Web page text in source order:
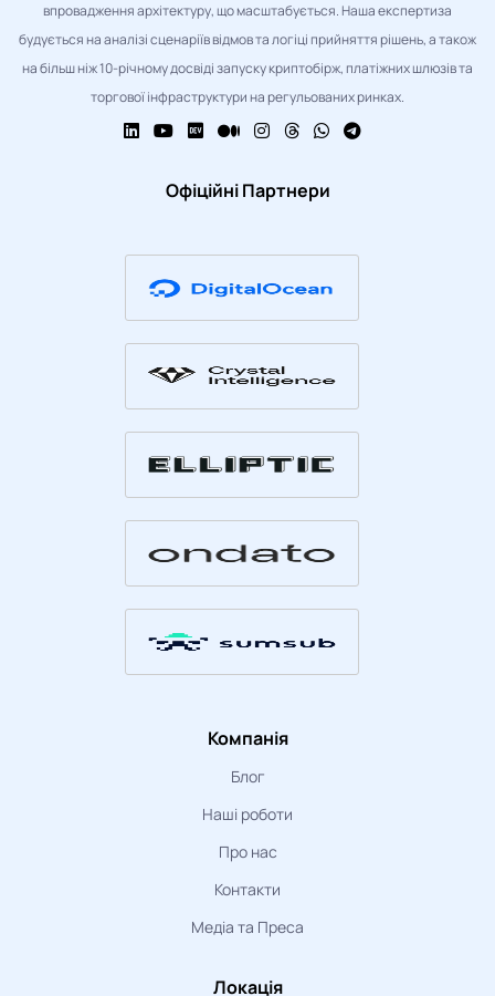
впровадження архітектуру, що масштабується. Наша експертиза
будується на аналізі сценаріїв відмов та логіці прийняття рішень, а також
на більш ніж 10-річному досвіді запуску криптобірж, платіжних шлюзів та
торгової інфраструктури на регульованих ринках.
Офіційні Партнери
Компанія
Блог
Наші роботи
Про нас
Контакти
Медіа та Преса
Локація